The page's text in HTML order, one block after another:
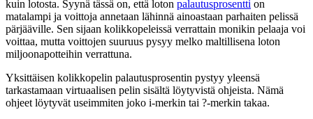
kuin lotosta. Syynä tässä on, että loton palautusprosentti on
matalampi ja voittoja annetaan lähinnä ainoastaan parhaiten pelissä
pärjääville. Sen sijaan kolikkopeleissä verrattain monikin pelaaja voi
voittaa, mutta voittojen suuruus pysyy melko maltillisena loton
miljoonapotteihin verrattuna.
Yksittäisen kolikkopelin palautusprosentin pystyy yleensä
tarkastamaan virtuaalisen pelin sisältä löytyvistä ohjeista. Nämä
ohjeet löytyvät useimmiten joko i-merkin tai ?-merkin takaa.